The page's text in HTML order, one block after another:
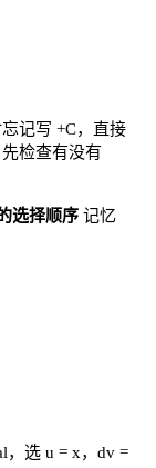
记写 +C，直接
检查有没有
选择顺序 记忆
，选 u = x，dv =